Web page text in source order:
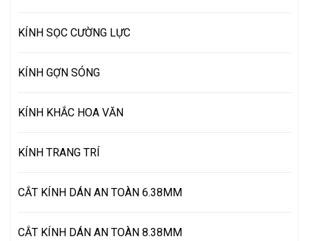
KÍNH SỌC CƯỜNG LỰC
KÍNH GỢN SÓNG
KÍNH KHẮC HOA VĂN
KÍNH TRANG TRÍ
CẮT KÍNH DÁN AN TOÀN 6.38MM
CẮT KÍNH DÁN AN TOÀN 8.38MM